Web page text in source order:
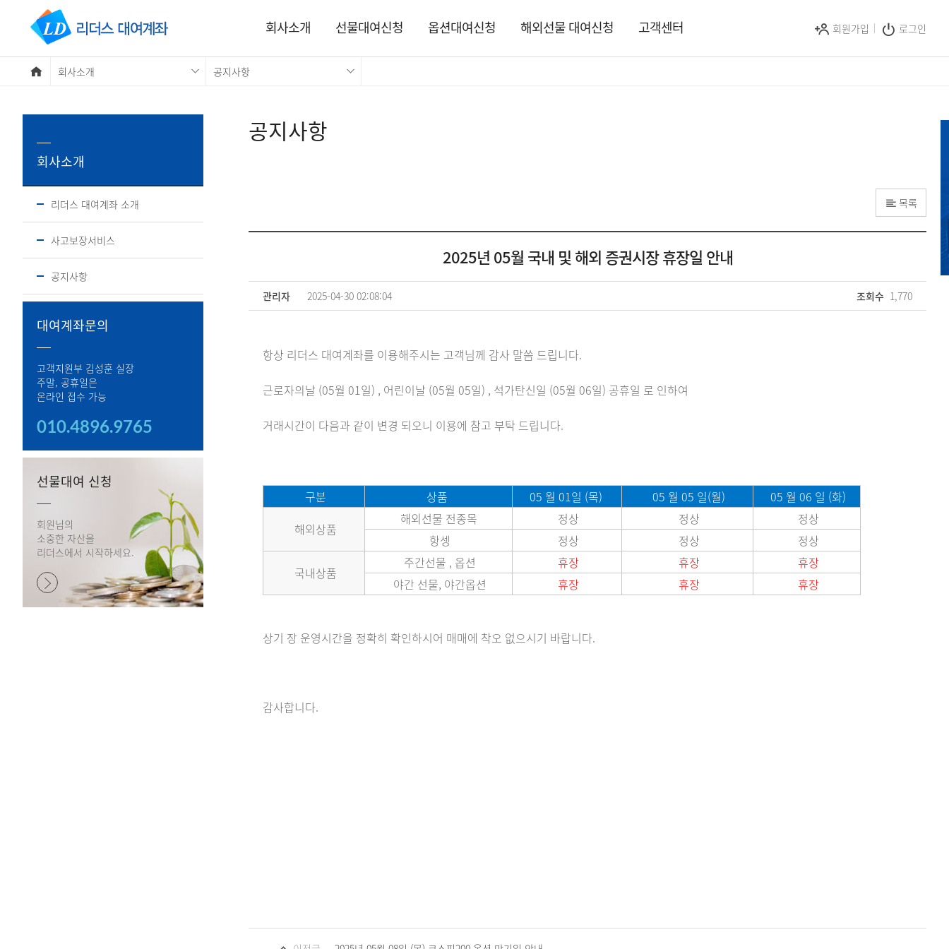
회사소개 선물대여신청 옵션대여신청 해외선물 대여신청 고객센터 회원가입 로그인
회사소개 공지사항
회사소개
리더스 대여계좌 소개
사고보장서비스
공지사항
대여계좌문의
고객지원부 김성훈 실장
주말, 공휴일은
온라인 접수 가능
010.4896.9765
선물대여 신청
회원님의
소중한 자산을
리더스에서 시작하세요.
공지사항
목록
2025년 05월 국내 및 해외 증권시장 휴장일 안내
관리자 2025-04-30 02:08:04 조회수 1,770
항상 리더스 대여계좌를 이용해주시는 고객님께 감사 말씀 드립니다.
​근로자의날 (05월 01일) , 어린이날 (05월 05일) , 석가탄신일 (05월 06일) 공휴일 로 인하여
거래시간이 다음과 같이 변경 되오니 이용에 참고 부탁 드립니다.
구분 상품 05 월 01일 (목) 05 월 05 일(월)
05 월 06 일 (화)
해외상품
해외선물 전종목 정상 정상
정상
항셍
정상 정상
정상
국내상품
주간선물 , 옵션 휴장 휴장
휴장
야간 선물, 야간옵션
휴장 휴장 휴장
상기 장 운영시간을 정확히 확인하시어 매매에 착오 없으시기 바랍니다.
감사합니다.